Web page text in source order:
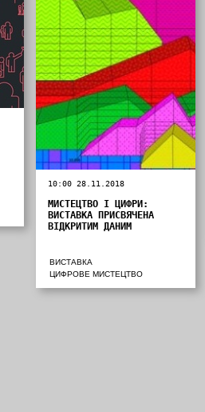
10:00 28.11.2018
МИСТЕЦТВО І ЦИФРИ:
ВИСТАВКА ПРИСВЯЧЕНА
ВІДКРИТИМ ДАНИМ
ВИСТАВКА
ЦИФРОВЕ МИСТЕЦТВО